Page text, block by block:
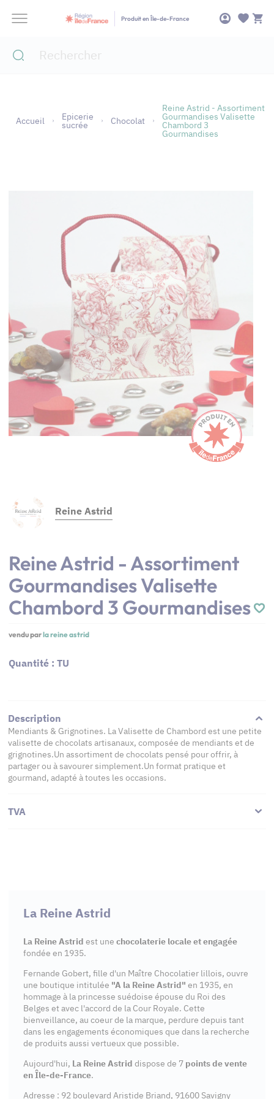
Produit en Île-de-France
Accueil Epicerie
sucrée Chocolat
Reine Astrid - Assortiment
Gourmandises Valisette
Chambord 3
Gourmandises
Reine Astrid
Reine Astrid - Assortiment
Gourmandises Valisette
Chambord 3 Gourmandises
vendu parla reine astrid
Quantité : TU
Description
Mendiants & Grignotines. La Valisette de Chambord est une petite
valisette de chocolats artisanaux, composée de mendiants et de
grignotines.Un assortiment de chocolats pensé pour offrir, à
partager ou à savourer simplement.Un format pratique et
gourmand, adapté à toutes les occasions.
TVA
La Reine Astrid
La Reine Astrid est une chocolaterie locale et engagée
fondée en 1935.
Fernande Gobert, fille d'un Maître Chocolatier lillois, ouvre
une boutique intitulée "A la Reine Astrid" en 1935, en
hommage à la princesse suédoise épouse du Roi des
Belges et avec l'accord de la Cour Royale. Cette
bienveillance, au coeur de la marque, perdure depuis tant
dans les engagements économiques que dans la recherche
de produits aussi vertueux que possible.
Aujourd'hui, La Reine Astrid dispose de 7 points de vente
en Île-de-France.
Adresse : 92 boulevard Aristide Briand, 91600 Savigny